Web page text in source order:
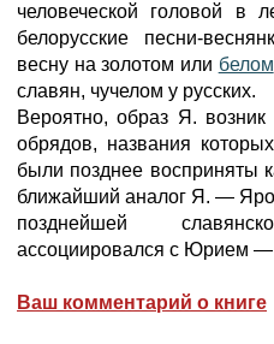
человеческой головой в
белорусские песни-
весну на золотом или белом
славян, чучелом у русских.
Вероятно, образ Я. возник
обрядов, названия
были позднее восприняты
ближайший аналог Я. —
позднейшей
ассоциировался с Юрием —
Ваш комментарий о книге